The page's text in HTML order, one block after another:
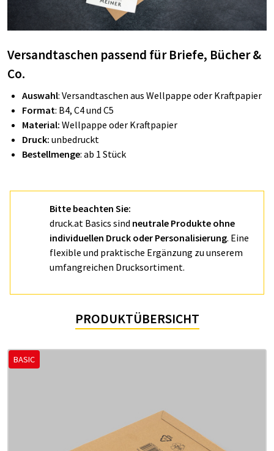
Versandtaschen passend für Briefe, Bücher &
Co.
Auswahl: Versandtaschen aus Wellpappe oder Kraftpapier
Format: B4, C4 und C5
Material: Wellpappe oder Kraftpapier
Druck: unbedruckt
Bestellmenge: ab 1 Stück
Bitte beachten Sie:
druck.at Basics sind neutrale Produkte ohne
individuellen Druck oder Personalisierung. Eine
flexible und praktische Ergänzung zu unserem
umfangreichen Drucksortiment.
PRODUKTÜBERSICHT
BASIC